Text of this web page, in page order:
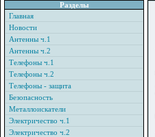
Разделы
Главная
Новости
Антенны ч.1
Антенны ч.2
Телефоны ч.1
Телефоны ч.2
Телефоны - защита
Безопасность
Металлоискатели
Электричество ч.1
Электричество ч.2